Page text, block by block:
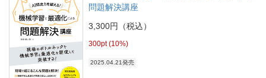
問題解決講座
3,300円（税込）
300pt (10%)
2025.04.21発売